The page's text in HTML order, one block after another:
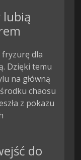
lubią
dla
Dzięki temu
na główną
chaosu
z pokazu
do